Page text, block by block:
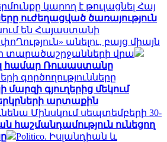
կարող է թուլացնել Հայ
ուժեղացված ծառայություն
են Հայաստանի
անելու, բայց միայն
տարածաշրջանների վրա
համար Ռուսաստանը
գործողությունները
մարզի գյուղերից մեկում
արտաքին
Մինսկում սեպտեմբերի 30-
հաշմանդամություն ունեցող
Politico. Իսլանդիան և